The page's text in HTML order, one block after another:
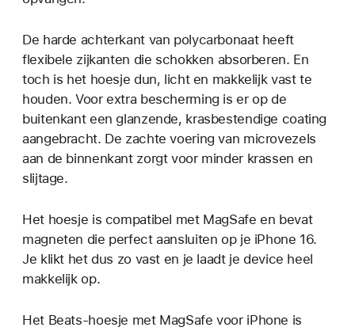
De harde achterkant van polycarbonaat heeft
flexibele zijkanten die schokken absorberen. En
toch is het hoesje dun, licht en makkelijk vast te
houden. Voor extra bescherming is er op de
buitenkant een glanzende, krasbestendige coating
aangebracht. De zachte voering van microvezels
aan de binnenkant zorgt voor minder krassen en
slijtage.
Het hoesje is compatibel met MagSafe en bevat
magneten die perfect aansluiten op je iPhone 16.
Je klikt het dus zo vast en je laadt je device heel
makkelijk op.
Het Beats-hoesje met MagSafe voor iPhone is